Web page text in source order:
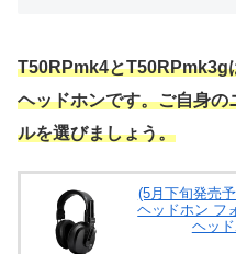
T50RPmk4とT50RPmk3g
ヘッドホンです。ご自身
ルを選びましょう。
(5月下旬発売
ヘッドホン フ
ヘッ